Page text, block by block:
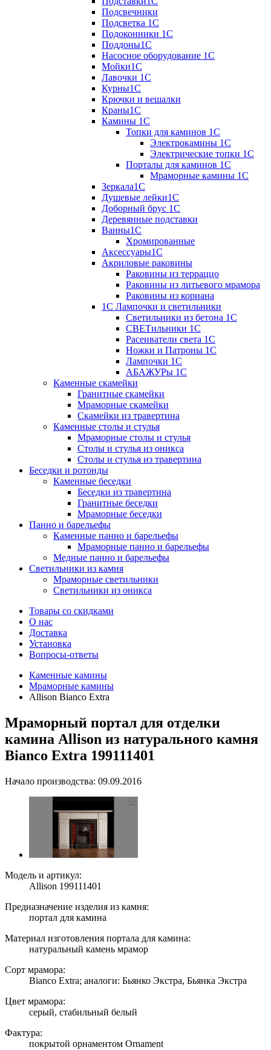
Подсвечники
Подсветка 1С
Подоконники 1С
Поддоны1С
Насосное оборудование 1С
Мойки1С
Лавочки 1С
Курны1С
Крючки и вешалки
Краны1С
Камины 1C
Топки для каминов 1C
Электрокамины 1С
Электрические топки 1C
Порталы для каминов 1С
Мраморные камины 1C
Зеркала1С
Душевые лейки1С
Доборный брус 1С
Деревянные подставки
Ванны1С
Хромированные
Аксессуары1С
Акриловые раковины
Раковины из терраццо
Раковины из литьевого мрамора
Раковины из кориана
1С Лампочки и светильники
Светильники из бетона 1С
СВЕТильники 1С
Расеиватели света 1С
Ножки и Патроны 1С
Лампочки 1С
АБАЖУРы 1С
Каменные скамейки
Гранитные скамейки
Мраморные скамейки
Скамейки из травертина
Каменные столы и стулья
Мраморные столы и стулья
Столы и стулья из оникса
Столы и стулья из травертина
Беседки и ротонды
Каменные беседки
Беседки из травертина
Гранитные беседки
Мраморные беседки
Панно и барельефы
Каменные панно и барельефы
Мраморные панно и барельефы
Медные панно и барельефы
Светильники из камня
Мраморные светильники
Светильники из оникса
Товары со скидками
О нас
Доставка
Установка
Вопросы-ответы
Каменные камины
Мраморные камины
Allison Bianco Extra
Мраморный портал для отделки
камина Allison из натурального камня
Bianco Extra 199111401
Начало производства: 09.09.2016
Модель и артикул:
Allison 199111401
Предназначение изделия из камня:
портал для камина
Материал изготовления портала для камина:
натуральный камень мрамор
Сорт мрамора:
Bianco Extra; аналоги: Бьянко Экстра, Бьянка Экстра
Цвет мрамора:
серый, стабильный белый
Фактура:
покрытой орнаментом Ornament